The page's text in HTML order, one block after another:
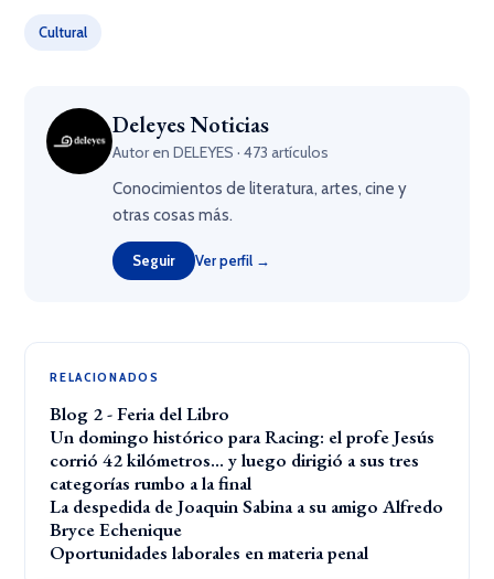
Cultural
Deleyes Noticias
Autor en DELEYES · 473 artículos
Conocimientos de literatura, artes, cine y
otras cosas más.
Seguir Ver perfil →
RELACIONADOS
Blog 2 - Feria del Libro
Un domingo histórico para Racing: el profe Jesús
corrió 42 kilómetros… y luego dirigió a sus tres
categorías rumbo a la final
La despedida de Joaquin Sabina a su amigo Alfredo
Bryce Echenique
Oportunidades laborales en materia penal